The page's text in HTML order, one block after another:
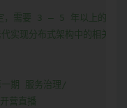
，需要 3 – 5 年以上的工作
现分布式架构中的相关模
期 服务治理/
营直播